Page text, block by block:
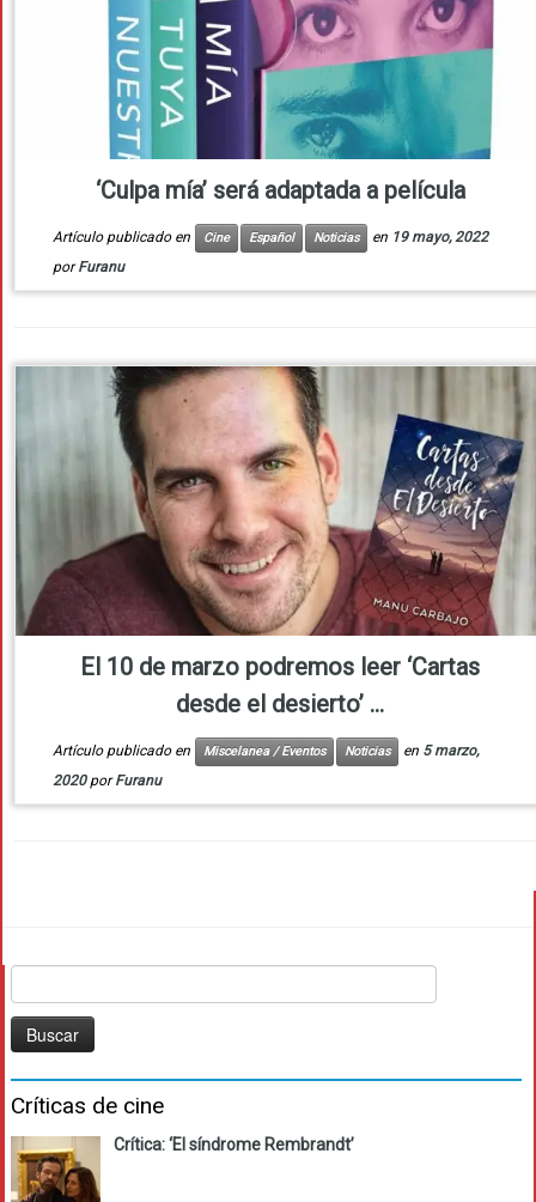
‘Culpa mía’ será adaptada a película
Artículo publicado en Cine Español Noticias en 19 mayo, 2022
porFuranu
El 10 de marzo podremos leer ‘Cartas
desde el desierto’ ...
Artículo publicado en Miscelanea / Eventos Noticias en 5 marzo,
2020 porFuranu
Críticas de cine
Crítica: ‘El síndrome Rembrandt’